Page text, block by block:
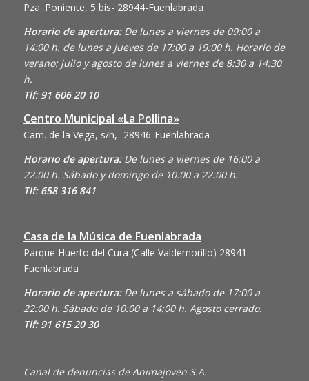
Pza. Poniente, 5 bis- 28944-Fuenlabrada
Horario de apertura:De lunes a viernes de 09:00 a
14:00 h. de lunes a jueves de 17:00 a 19:00 h. Horario de
verano: julio y agosto de lunes a viernes de 8:30 a 14:30
h.
Tlf: 91 606 20 10
Centro Municipal «La Pollina»
Cam. de la Vega, s/n,- 28946-Fuenlabrada
Horario de apertura: De lunes a viernes de 16:00 a
22:00 h. Sábado y domingo de 10:00 a 22:00 h.
Tlf: 658 316 841
Casa de la Música de Fuenlabrada
Parque Huerto del Cura (Calle Valdemorillo) 28941-
Fuenlabrada
Horario de apertura: De lunes a sábado de 17:00 a
22:00 h. Sábado de 10:00 a 14:00 h. Agosto cerrado.
Tlf: 91 615 20 30
Canal de denuncias de Animajoven S.A.